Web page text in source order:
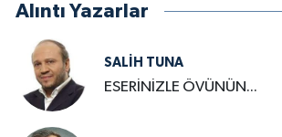
Alıntı Yazarlar
SALIH TUNA
ESERİNİZLE ÖVÜNÜN...